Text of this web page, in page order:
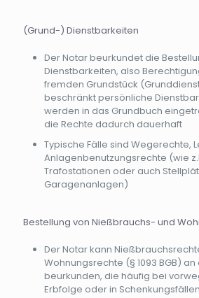
(Grund-) Dienstbarkeiten
Der Notar beurkundet die
Dienstbarkeiten, also
fremden Grundstück
beschränkt persönliche
werden in das Grundbuch
die Rechte dadurch dauerhaft
Typische Fälle sind Wegerechte,
Anlagenbenutzungsrechte (wie
Trafostationen oder auch
Garagenanlagen)
Bestellung von Nießbrauchs- und
Der Notar kann
Wohnungsrechte (§ 1093 BGB)
beurkunden, die häufig bei
Erbfolge oder in